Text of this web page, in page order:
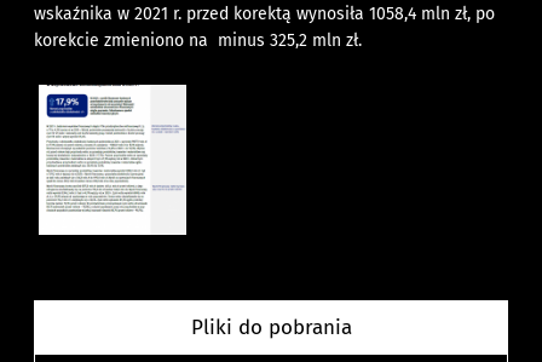
wskaźnika w 2021 r. przed korektą wynosiła 1058,4 mln zł, po
korekcie zmieniono na minus 325,2 mln zł.
Pliki do pobrania